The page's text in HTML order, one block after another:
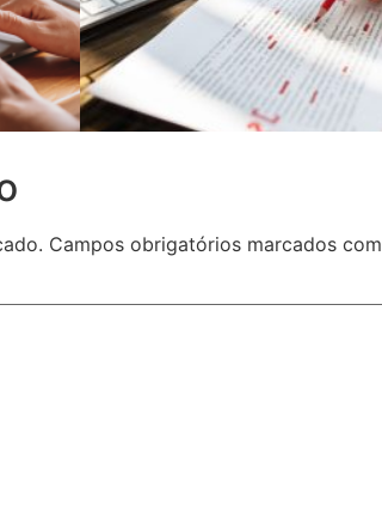
Campos obrigatórios marcados com